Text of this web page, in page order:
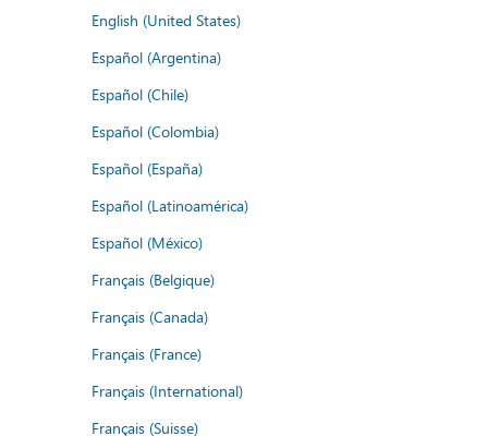
English (United States)
Español (Argentina)
Español (Chile)
Español (Colombia)
Español (España)
Español (Latinoamérica)
Español (México)
Français (Belgique)
Français (Canada)
Français (France)
Français (International)
Français (Suisse)